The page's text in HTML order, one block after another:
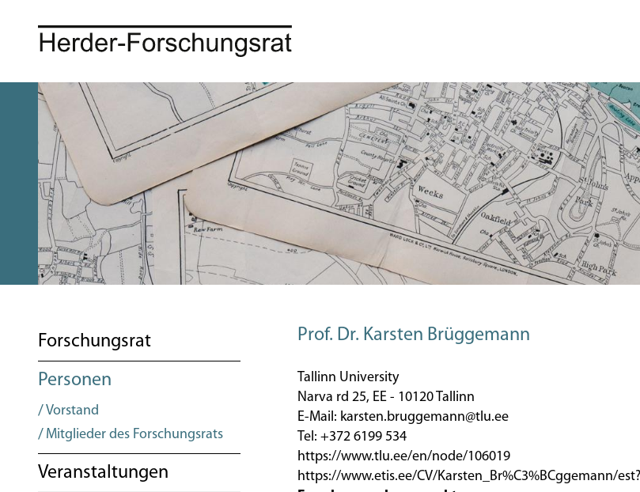
Forschungsrat
Personen
Vorstand
Mitglieder des Forschungsrats
Veranstaltungen
Prof. Dr. Karsten Brüggemann
Tallinn University
Narva rd 25, EE - 10120 Tallinn
E-Mail: karsten.bruggemann@tlu.ee
Tel: +372 6199 534
https://www.tlu.ee/en/node/106019
https://www.etis.ee/CV/Karsten_Br%C3%BCggemann/